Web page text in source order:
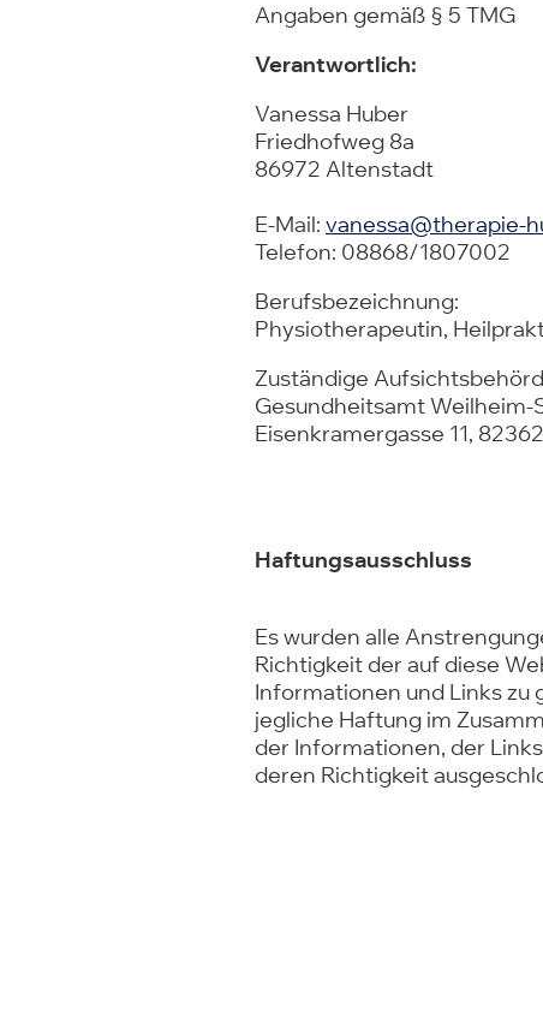
Angaben gemäß § 5 TMG
Verantwortlich:
Vanessa Huber
Friedhofweg 8a
86972 Altenstadt
E-Mail: vanessa@therapie-
Telefon: 08868/1807002
Berufsbezeichnung:
Physiotherapeutin,
Zuständige
Gesundheitsamt Weilheim-
Eisenkramergasse 11,
Haftungsausschluss
Es wurden alle
Richtigkeit der auf diese
Informationen und Links
jegliche Haftung im
der Informationen, der
deren Richtigkeit